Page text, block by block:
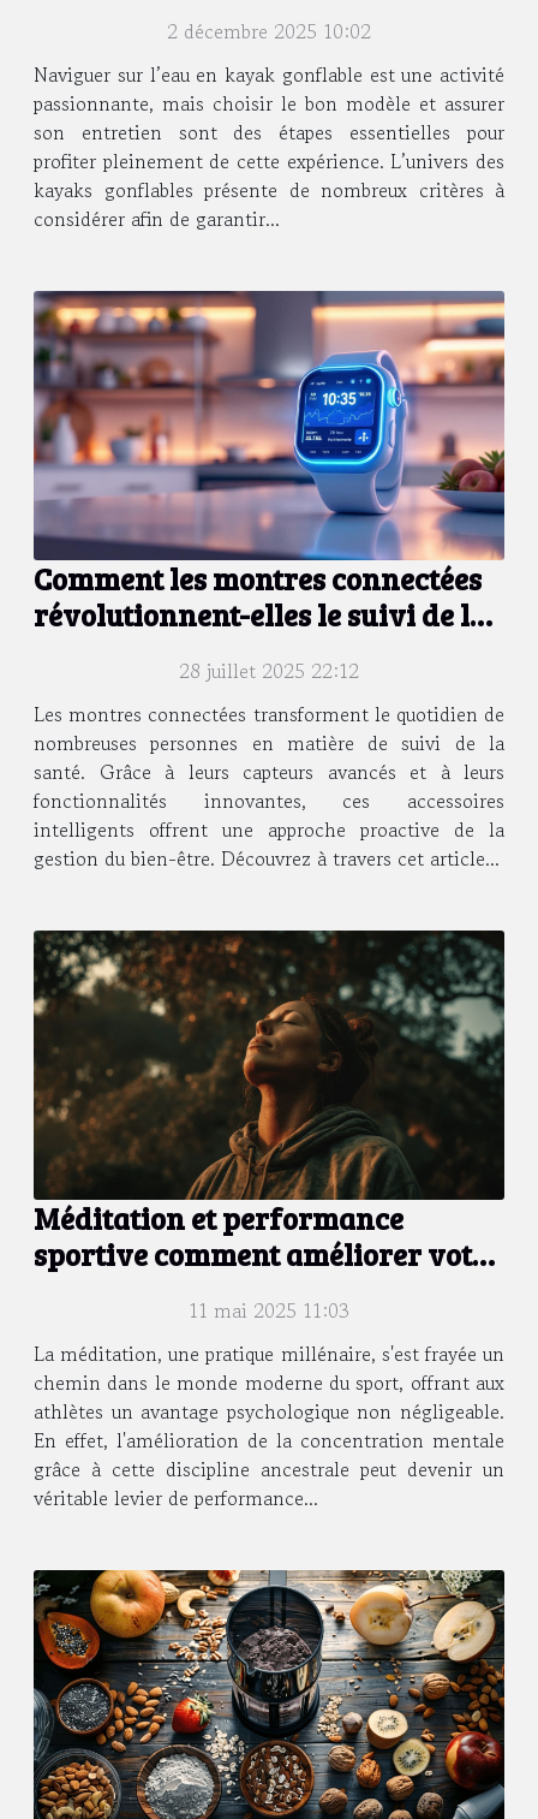
2 décembre 2025 10:02
Naviguer sur l’eau en kayak gonflable est une activité
passionnante, mais choisir le bon modèle et assurer
son entretien sont des étapes essentielles pour
profiter pleinement de cette expérience. L’univers des
kayaks gonflables présente de nombreux critères à
considérer afin de garantir...
Comment les montres connectées
révolutionnent-elles le suivi de la
28 juillet 2025 22:12
Les montres connectées transforment le quotidien de
nombreuses personnes en matière de suivi de la
santé. Grâce à leurs capteurs avancés et à leurs
fonctionnalités innovantes, ces accessoires
intelligents offrent une approche proactive de la
gestion du bien-être. Découvrez à travers cet article...
Méditation et performance
sportive comment améliorer votre
11 mai 2025 11:03
La méditation, une pratique millénaire, s'est frayée un
chemin dans le monde moderne du sport, offrant aux
athlètes un avantage psychologique non négligeable.
En effet, l'amélioration de la concentration mentale
grâce à cette discipline ancestrale peut devenir un
véritable levier de performance...